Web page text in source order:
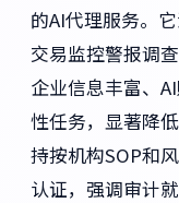
的AI代理服务。
交易监控警报调
企业信息丰富、
性任务，显著降
持按机构SOP和
认证，强调审计